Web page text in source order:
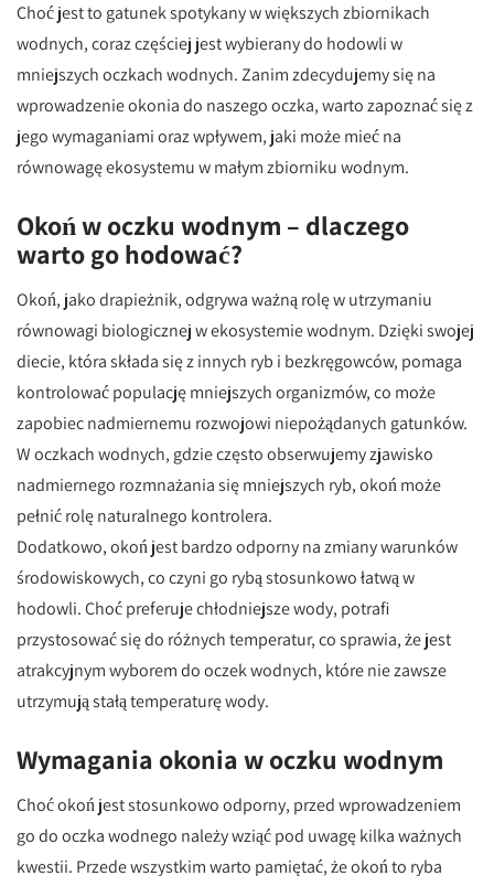
Choć jest to gatunek spotykany w większych zbiornikach
wodnych, coraz częściej jest wybierany do hodowli w
mniejszych oczkach wodnych. Zanim zdecydujemy się na
wprowadzenie okonia do naszego oczka, warto zapoznać się z
jego wymaganiami oraz wpływem, jaki może mieć na
równowagę ekosystemu w małym zbiorniku wodnym.
Okoń w oczku wodnym – dlaczego
warto go hodować?
Okoń, jako drapieżnik, odgrywa ważną rolę w utrzymaniu
równowagi biologicznej w ekosystemie wodnym. Dzięki swojej
diecie, która składa się z innych ryb i bezkręgowców, pomaga
kontrolować populację mniejszych organizmów, co może
zapobiec nadmiernemu rozwojowi niepożądanych gatunków.
W oczkach wodnych, gdzie często obserwujemy zjawisko
nadmiernego rozmnażania się mniejszych ryb, okoń może
pełnić rolę naturalnego kontrolera.
Dodatkowo, okoń jest bardzo odporny na zmiany warunków
środowiskowych, co czyni go rybą stosunkowo łatwą w
hodowli. Choć preferuje chłodniejsze wody, potrafi
przystosować się do różnych temperatur, co sprawia, że jest
atrakcyjnym wyborem do oczek wodnych, które nie zawsze
utrzymują stałą temperaturę wody.
Wymagania okonia w oczku wodnym
Choć okoń jest stosunkowo odporny, przed wprowadzeniem
go do oczka wodnego należy wziąć pod uwagę kilka ważnych
kwestii. Przede wszystkim warto pamiętać, że okoń to ryba